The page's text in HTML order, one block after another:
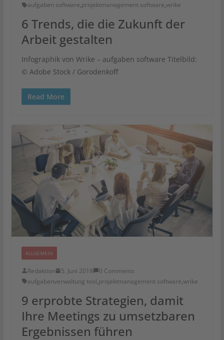
aufgaben software,projektmanagement software,wrike
6 Trends, die die Zukunft der
Arbeit gestalten
Infographik von Wrike – aufgaben software Titelbild:
© Adobe Stock / Gorodenkoff
Read More
ALLGEMEIN
Redaktion 5. Juni 2019
0 Comments
aufgabenverwaltung tool,projektmanagement software,wrike
9 erprobte Strategien, damit
Ihre Meetings zu umsetzbaren
Ergebnissen führen